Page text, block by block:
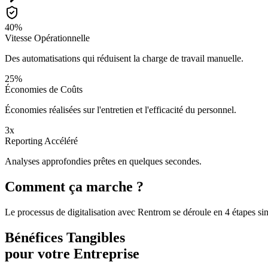
40%
Vitesse Opérationnelle
Des automatisations qui réduisent la charge de travail manuelle.
25%
Économies de Coûts
Économies réalisées sur l'entretien et l'efficacité du personnel.
3x
Reporting Accéléré
Analyses approfondies prêtes en quelques secondes.
Comment ça marche ?
Le processus de digitalisation avec Rentrom se déroule en 4 étapes
Bénéfices Tangibles
pour votre Entreprise